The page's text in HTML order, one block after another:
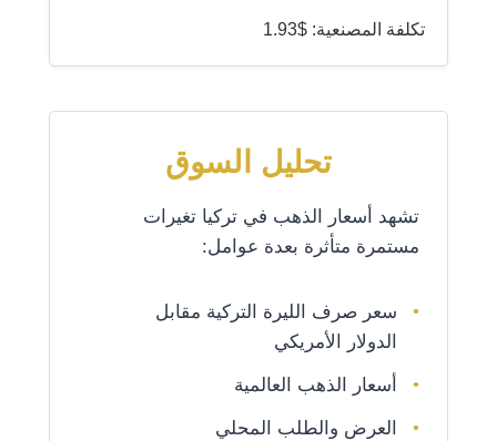
تكلفة المصنعية: $1.93
تحليل السوق
تشهد أسعار الذهب في تركيا تغيرات
مستمرة متأثرة بعدة عوامل:
سعر صرف الليرة التركية مقابل
الدولار الأمريكي
أسعار الذهب العالمية
العرض والطلب المحلي